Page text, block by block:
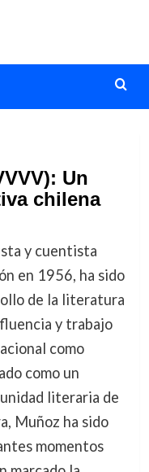
Un
chilena
y cuentista
en 1956, ha sido
de la literatura
y trabajo
como
como un
literaria de
Muñoz ha sido
momentos